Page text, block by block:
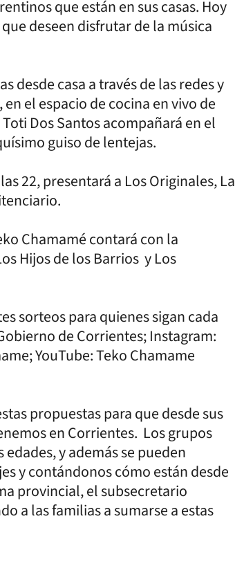
que están en sus casas. Hoy
deseen disfrutar de la música
desde casa a través de las redes y
el espacio de cocina en vivo de
Dos Santos acompañará en el
guiso de lentejas.
22, presentará a Los Originales, La
Chamamé contará con la
Hijos de los Barrios y Los
sorteos para quienes sigan cada
de Corrientes; Instagram:
YouTube: Teko Chamame
propuestas para que desde sus
en Corrientes. Los grupos
y además se pueden
y contándonos cómo están desde
provincial, el subsecretario
a las familias a sumarse a estas